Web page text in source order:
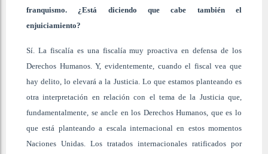
franquismo. ¿Está diciendo que cabe también el
enjuiciamiento?
Sí. La fiscalía es una fiscalía muy proactiva en defensa de los
Derechos Humanos. Y, evidentemente, cuando el fiscal vea que
hay delito, lo elevará a la Justicia. Lo que estamos planteando es
otra interpretación en relación con el tema de la Justicia que,
fundamentalmente, se ancle en los Derechos Humanos, que es lo
que está planteando a escala internacional en estos momentos
Naciones Unidas. Los tratados internacionales ratificados por